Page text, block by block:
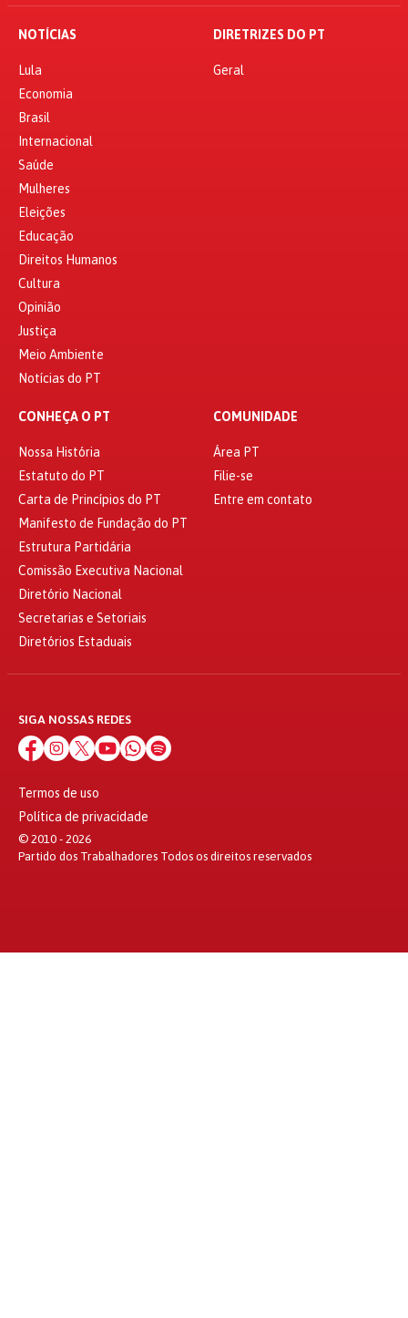
NOTÍCIAS
Lula
Economia
Brasil
Internacional
Saúde
Mulheres
Eleições
Educação
Direitos Humanos
Cultura
Opinião
Justiça
Meio Ambiente
Notícias do PT
DIRETRIZES DO PT
Geral
CONHEÇA O PT
Nossa História
Estatuto do PT
Carta de Princípios do PT
Manifesto de Fundação do PT
Estrutura Partidária
Comissão Executiva Nacional
Diretório Nacional
Secretarias e Setoriais
Diretórios Estaduais
COMUNIDADE
Área PT
Filie-se
Entre em contato
SIGA NOSSAS REDES
Termos de uso
Política de privacidade
© 2010 - 2026
Partido dos Trabalhadores Todos os direitos reservados